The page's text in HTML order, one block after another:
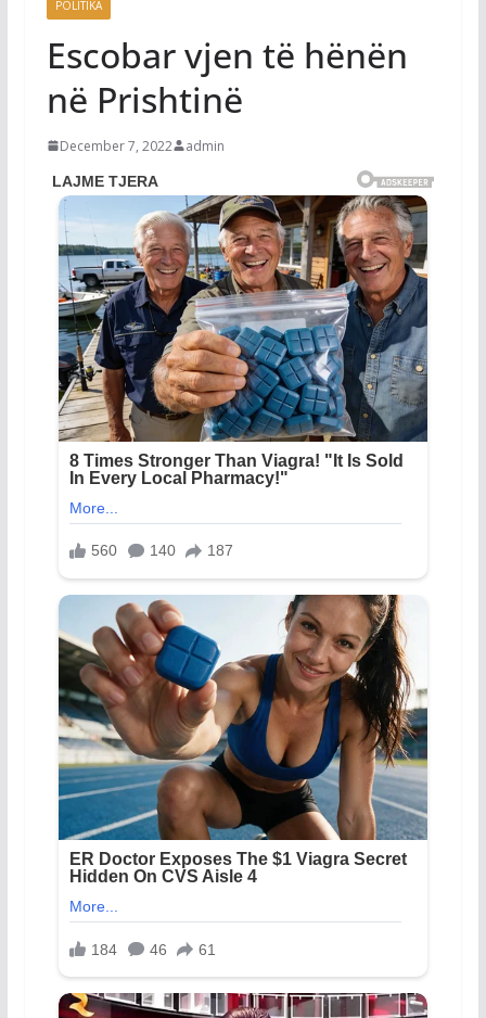
POLITIKA
Escobar vjen të hënën
në Prishtinë
December 7, 2022 admin